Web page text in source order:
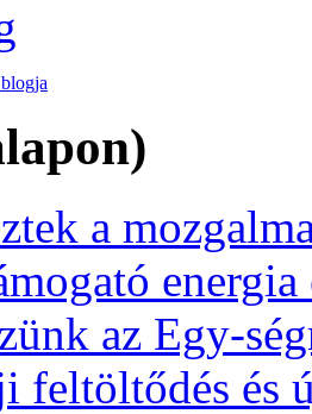
a
az Egy-
feltöltődés és